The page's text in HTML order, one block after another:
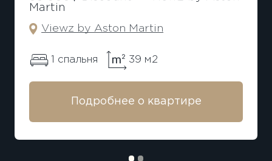
Martin
Viewz by Aston Martin
1 спальня 39 м2
Подробнее о квартире